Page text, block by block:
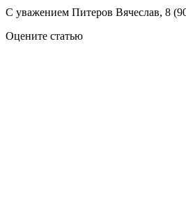
С уважением Питеров Вячеслав, 8
Оцените статью